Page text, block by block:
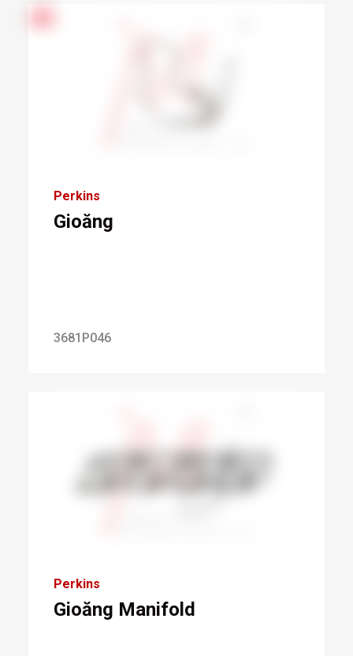
Perkins
Gioăng
3681P046
Perkins
Gioăng Manifold